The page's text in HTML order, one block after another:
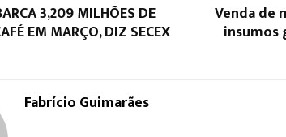
3,209 MILHÕES DE
EM MARÇO, DIZ SECEX
Venda de
insumos
Fabrício Guimarães